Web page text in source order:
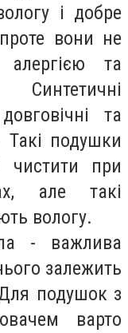
і добре
вони не
та
та
Такі подушки
при
але такі
вологу.
- важлива
залежить
подушок з
варто